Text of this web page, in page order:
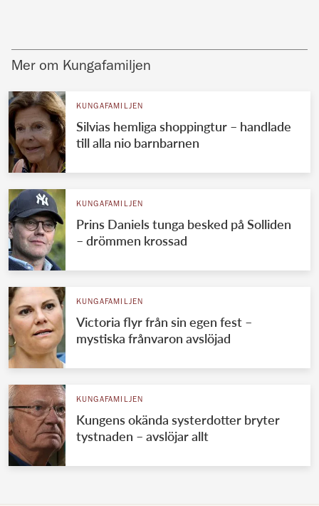
Mer om Kungafamiljen
KUNGAFAMILJEN
Silvias hemliga shoppingtur – handlade
till alla nio barnbarnen
KUNGAFAMILJEN
Prins Daniels tunga besked på Solliden
– drömmen krossad
KUNGAFAMILJEN
Victoria flyr från sin egen fest –
mystiska frånvaron avslöjad
KUNGAFAMILJEN
Kungens okända systerdotter bryter
tystnaden – avslöjar allt